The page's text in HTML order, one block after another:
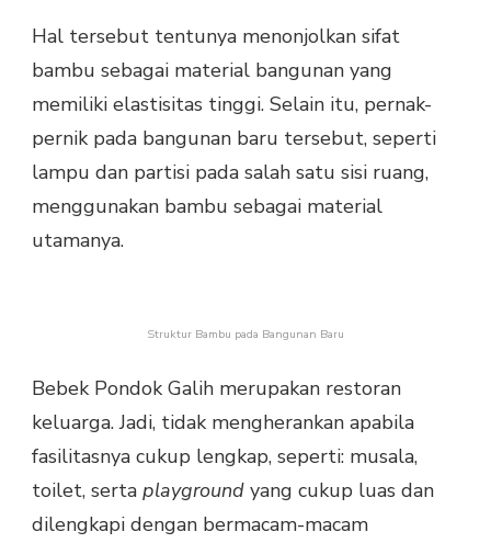
Hal tersebut tentunya menonjolkan sifat
bambu sebagai material bangunan yang
memiliki elastisitas tinggi. Selain itu, pernak-
pernik pada bangunan baru tersebut, seperti
lampu dan partisi pada salah satu sisi ruang,
menggunakan bambu sebagai material
utamanya.
Struktur Bambu pada Bangunan Baru
Bebek Pondok Galih merupakan restoran
keluarga. Jadi, tidak mengherankan apabila
fasilitasnya cukup lengkap, seperti: musala,
toilet, serta playground yang cukup luas dan
dilengkapi dengan bermacam-macam